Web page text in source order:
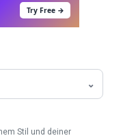
Try Free →
Stil und deiner